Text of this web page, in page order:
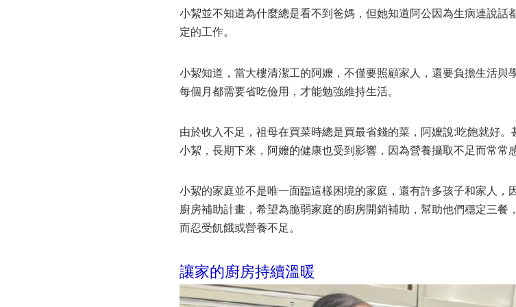
小絜並不知道為什麼總是看不到爸媽，但她知道阿公因為生病連說
定的工作。
小絜知道，當大樓清潔工的阿嬤，不僅要照顧家人，還要負擔生活與
每個月都需要省吃儉用，才能勉強維持生活。
由於收入不足，祖母在買菜時總是買最省錢的菜，阿嬤說:吃飽就好
小絜，長期下來，阿嬤的健康也受到影響，因為營養攝取不足而常常
小絜的家庭並不是唯一面臨這樣困境的家庭，還有許多孩子和家人，
廚房補助計畫 ，希望為脆弱家庭的廚房開銷補助，幫助他們穩定三
而忍受飢餓或營養不足。
讓家的廚房持續溫暖